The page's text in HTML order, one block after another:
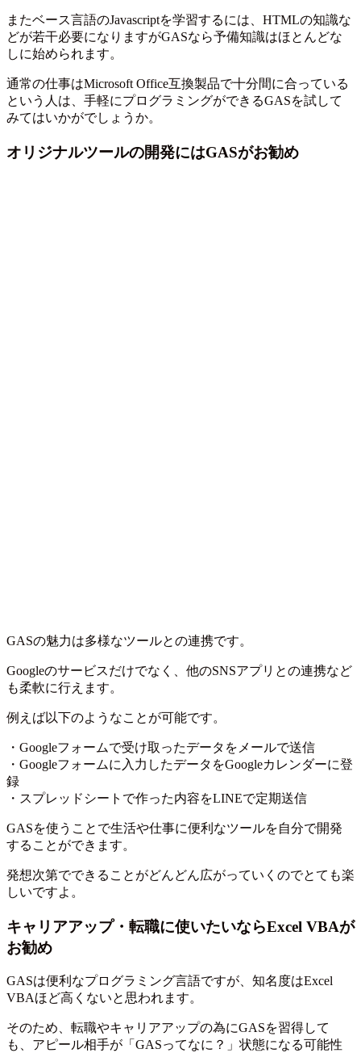
またベース言語のJavascriptを学習するには、HTMLの知識な
どが若干必要になりますがGASなら予備知識はほとんどな
しに始められます。
通常の仕事はMicrosoft Office互換製品で十分間に合っている
という人は、手軽にプログラミングができるGASを試して
みてはいかがでしょうか。
オリジナルツールの開発にはGASがお勧め
GASの魅力は多様なツールとの連携です。
Googleのサービスだけでなく、他のSNSアプリとの連携など
も柔軟に行えます。
例えば以下のようなことが可能です。
・Googleフォームで受け取ったデータをメールで送信
・Googleフォームに入力したデータをGoogleカレンダーに登
録
・スプレッドシートで作った内容をLINEで定期送信
GASを使うことで生活や仕事に便利なツールを自分で開発
することができます。
発想次第でできることがどんどん広がっていくのでとても楽
しいですよ。
キャリアアップ・転職に使いたいならExcel VBAが
お勧め
GASは便利なプログラミング言語ですが、知名度はExcel
VBAほど高くないと思われます。
そのため、転職やキャリアアップの為にGASを習得して
も、アピール相手が「GASってなに？」状態になる可能性